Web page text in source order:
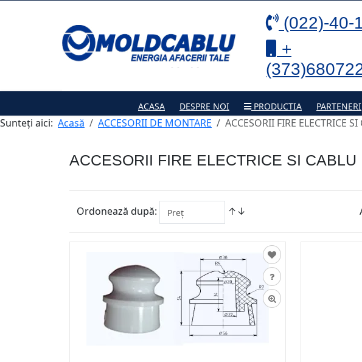
(022)-40-
+
ACASA DESPRE NOI PRODUCTIA PARTENERI
Sunteți aici: Acasă ACCESORII DE MONTARE ACCESORII FIRE ELECTRICE SI
ACCESORII FIRE ELECTRICE SI CABLU
Ordonează după: ↑↓